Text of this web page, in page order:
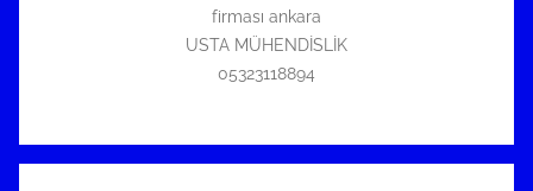
firması ankara
USTA MÜHENDİSLİK
05323118894